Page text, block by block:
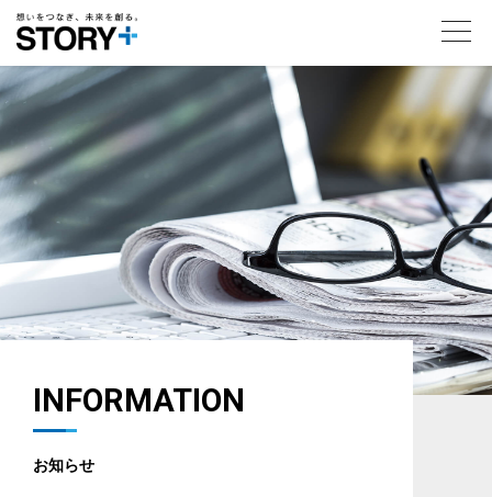
toggle
INFORMATION
お知らせ